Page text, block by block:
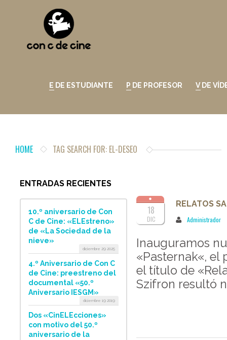
E DE ESTUDIANTE P DE PROFESOR V DE
HOME TAG SEARCH FOR: EL-DESEO
ENTRADAS RECIENTES
10.º aniversario de Con
C de Cine: «ELEstreno»
de «La Sociedad de la
nieve»
diciembre 29 2025
4.º Aniversario de Con C
de Cine: preestreno del
documental «50.º
Aniversario IESGM»
diciembre 19 2019
Dos «CinELEcciones»
con motivo del 50.º
aniversario de la
18
DIC
RELATOS
Administrador
Inauguramos
«Pasternak«,
el título de
Szifron resultó